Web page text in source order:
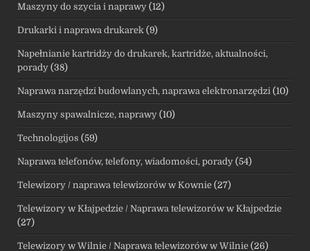
Maszyny do szycia i naprawy (12)
Drukarki i naprawa drukarek (9)
Napełnianie kartridży do drukarek, kartridże, aktualności,
porady (38)
Naprawa narzędzi budowlanych, naprawa elektronarzędzi (10)
Maszyny spawalnicze, naprawy (10)
Technologijos (59)
Naprawa telefonów, telefony, wiadomości, porady (54)
Telewizory / naprawa telewizorów w Kownie (27)
Telewizory w Kłajpedzie / Naprawa telewizorów w Kłajpedzie
(27)
Telewizory w Wilnie / Naprawa telewizorów w Wilnie (26)